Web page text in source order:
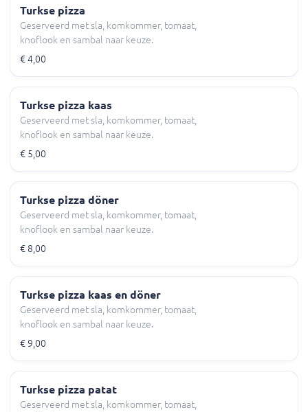
Turkse pizza
Geserveerd met sla, komkommer, tomaat,
knoflook en sambal naar keuze.
€ 4,00
Turkse pizza kaas
Geserveerd met sla, komkommer, tomaat,
knoflook en sambal naar keuze.
€ 5,00
Turkse pizza döner
Geserveerd met sla, komkommer, tomaat,
knoflook en sambal naar keuze.
€ 8,00
Turkse pizza kaas en döner
Geserveerd met sla, komkommer, tomaat,
knoflook en sambal naar keuze.
€ 9,00
Turkse pizza patat
Geserveerd met sla, komkommer, tomaat,